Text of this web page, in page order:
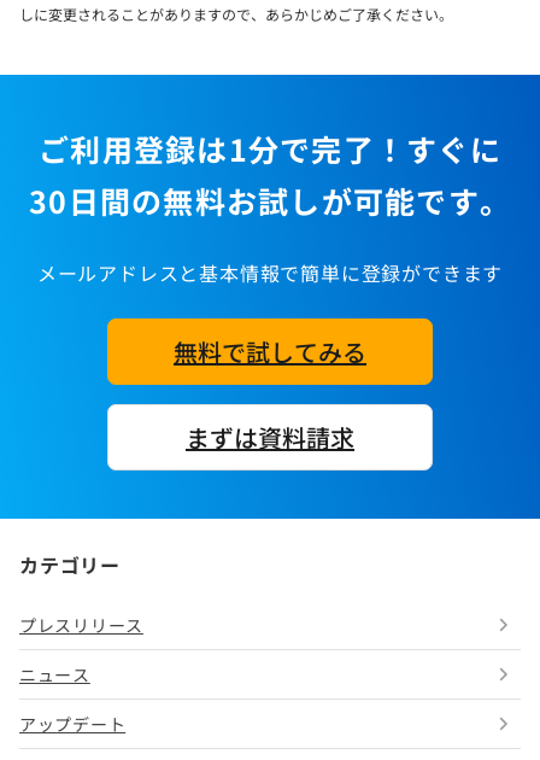
しに変更されることがありますので、あらかじめご了承ください。
ご利用登録は1分で完了！すぐに
30日間の無料お試しが可能です。
メールアドレスと基本情報で簡単に登録ができます
無料で試してみる
まずは資料請求
カテゴリー
プレスリリース
ニュース
アップデート